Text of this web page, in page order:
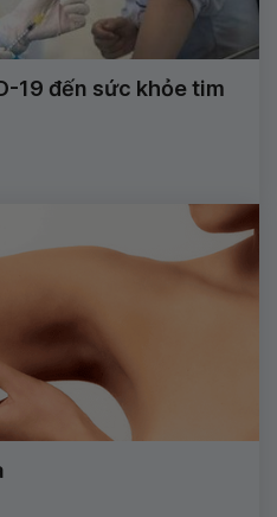
19 đến sức khỏe tim